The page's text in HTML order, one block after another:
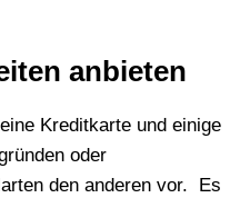
anbieten
Kreditkarte und einige
oder
den anderen vor. Es